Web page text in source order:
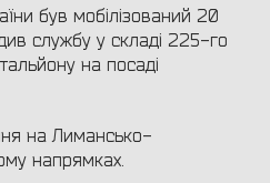
був мобілізований 20
службу у складі 225-го
на посаді
на Лимансько-
напрямках.